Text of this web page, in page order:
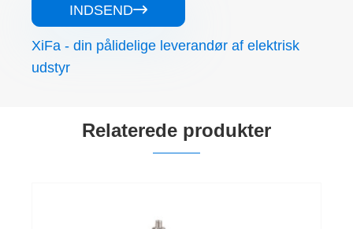
INDSEND
XiFa - din pålidelige leverandør af elektrisk
udstyr
Relaterede produkter